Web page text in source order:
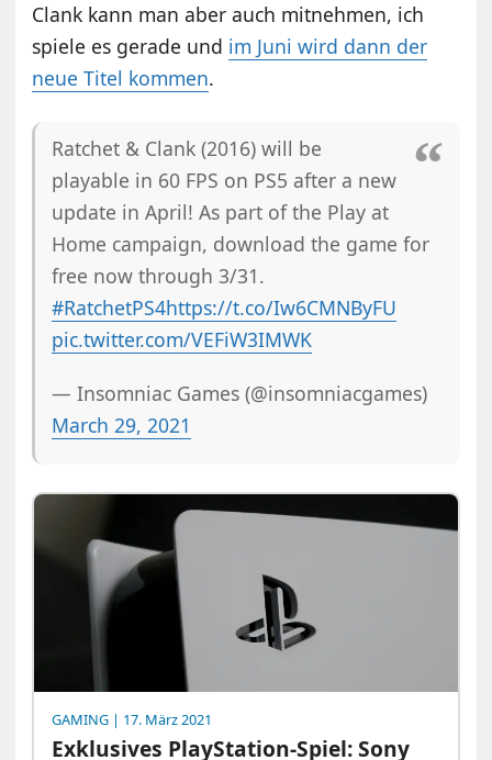
Clank kann man aber auch mitnehmen, ich
spiele es gerade und im Juni wird dann der
neue Titel kommen.
Ratchet & Clank (2016) will be
playable in 60 FPS on PS5 after a new
update in April! As part of the Play at
Home campaign, download the game for
free now through 3/31.
#RatchetPS4https://t.co/Iw6CMNByFU
pic.twitter.com/VEFiW3IMWK
— Insomniac Games (@insomniacgames)
March 29, 2021
GAMING | 17. März 2021
Exklusives PlayStation-Spiel: Sony